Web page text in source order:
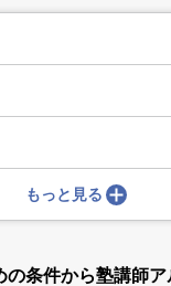
もっと見る
の条件から塾講師